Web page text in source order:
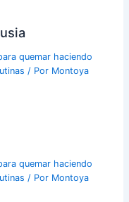
quemar haciendo
/ Por Montoya
quemar haciendo
/ Por Montoya